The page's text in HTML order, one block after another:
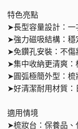
特色亮點
➤長型容量設計：
➤強力磁吸結構：
➤免鑽孔安裝：不傷
➤集中收納更清爽
➤ 圓弧極簡外型：
➤好清潔耐用材質
適用情境
➤梳妝台：保養品、